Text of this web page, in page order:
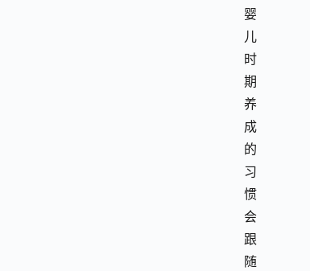
婴
儿
时
期
养
成
的
习
惯
会
跟
随